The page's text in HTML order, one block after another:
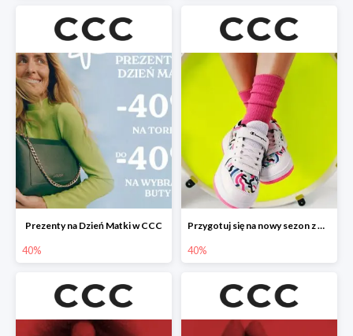
Prezenty na Dzień Matki w CCC
40%
Przygotuj się na nowy sezon z CCC - druga para -40%
40%